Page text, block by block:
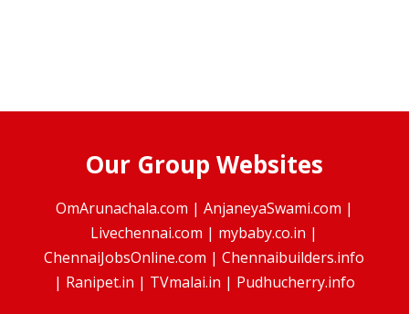
Our Group Websites
OmArunachala.com | AnjaneyaSwami.com |
Livechennai.com | mybaby.co.in |
ChennaiJobsOnline.com |Chennaibuilders.info
| Ranipet.in | TVmalai.in | Pudhucherry.info